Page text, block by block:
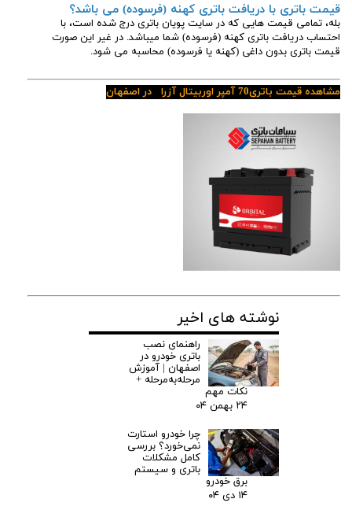
قیمت باتری با دریافت باتری کهنه (فرسوده) می باشد؟
بله، تمامی قیمت هایی که در سایت پویان باتری درج شده است، با
احتساب دریافت باتری کهنه (فرسوده) شما میباشد. در غیر این صورت
قیمت باتری بدون داغی (کهنه یا فرسوده) محاسبه می شود.
مشاهده قیمت باتری70 آمپر اوربیتال آزرا در اصفهان
نوشته های اخیر
راهنمای نصب
باتری خودرو در
اصفهان | آموزش
مرحله‌به‌مرحله +
نکات مهم
۲۴ بهمن ۰۴
چرا خودرو استارت
نمی‌خورد؟ بررسی
کامل مشکلات
باتری و سیستم
برق خودرو
۱۴ دی ۰۴